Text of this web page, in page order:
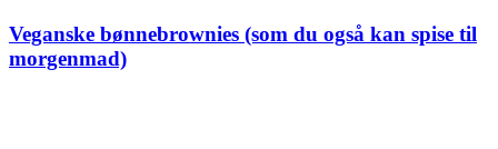
Veganske bønnebrownies (som du også kan spise til
morgenmad)